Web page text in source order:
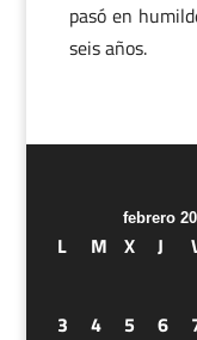
pasó en
seis años.
febrero
L M X J
3
4 5 6